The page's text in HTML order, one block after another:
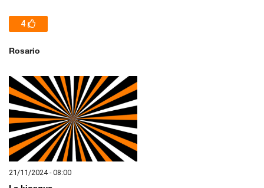
4
Rosario
21/11/2024 - 08:00